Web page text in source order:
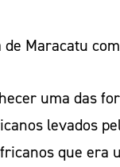
Maracatu
uma das
levados
que era